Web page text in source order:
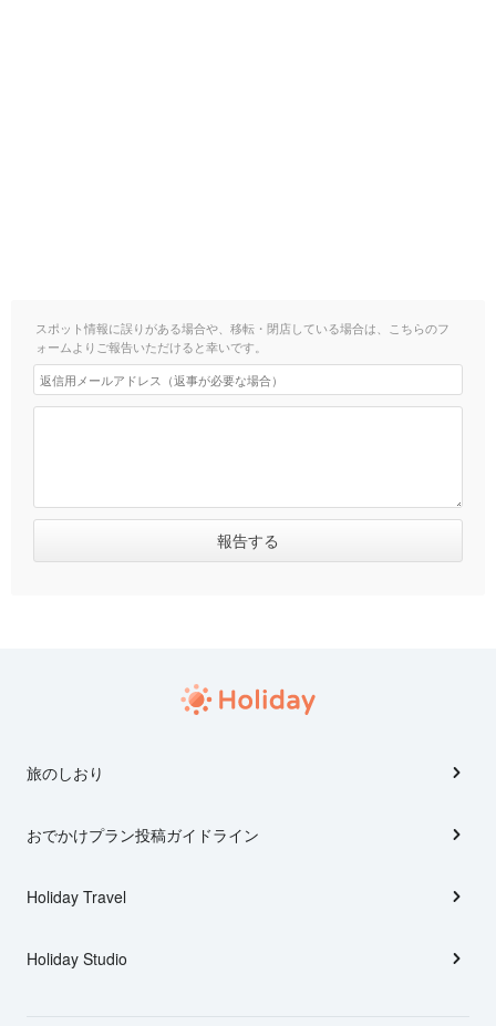
スポット情報に誤りがある場合や、移転・閉店している場合は、こちらのフ
ォームよりご報告いただけると幸いです。
旅のしおり
おでかけプラン投稿ガイドライン
Holiday Travel
Holiday Studio